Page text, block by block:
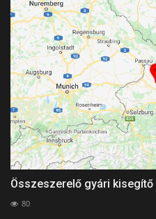
Összeszerelő gyári
80